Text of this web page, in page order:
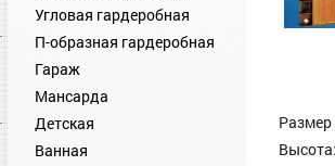
Угловая гардеробная
П-образная гардеробная
Гараж
Мансарда
Детская
Ванная